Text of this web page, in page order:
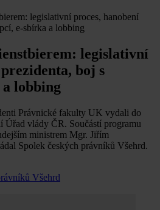
legislativní proces, hanobení
e-sbírka a lobbing
legislativní
boj s
lobbing
Právnické fakulty UK vydali do
Úřad vlády ČR. Součástí programu
ministrem Mgr. Jiřím
Spolek českých právníků Všehrd.
Všehrd